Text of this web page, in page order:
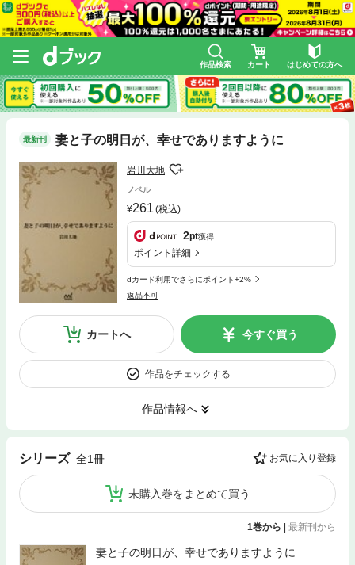
作品検索 カート はじめての方へ
最新刊 妻と子の明日が、幸せでありますように
岩川大地
ノベル
261 (税込)
2pt獲得
ポイント詳細
dカード利用でさらにポイント+2%
返品不可
カートへ 今すぐ買う
作品をチェックする
作品情報へ
シリーズ 全1冊 お気に入り登録
未購入巻をまとめて買う
1巻から 最新刊から
妻と子の明日が、幸せでありますように